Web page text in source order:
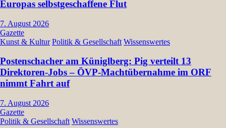
Europas selbstgeschaffene Flut
7. August 2026
Gazette
Kunst & Kultur Politik & Gesellschaft Wissenswertes
Postenschacher am Küniglberg: Pig verteilt 13
Direktoren-Jobs – ÖVP-Machtübernahme im ORF
nimmt Fahrt auf
7. August 2026
Gazette
Politik & Gesellschaft Wissenswertes